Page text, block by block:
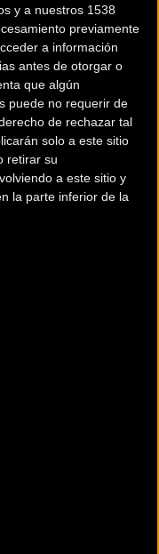
y a nuestros 1538
previamente
a información
antes de otorgar o
que algún
puede no requerir de
de rechazar tal
solo a este sitio
retirar su
a este sitio y
la parte inferior de la
la Vuelta y
el Cantábrico,
y Vitoria.
el tríptico
, con tres
marcar la